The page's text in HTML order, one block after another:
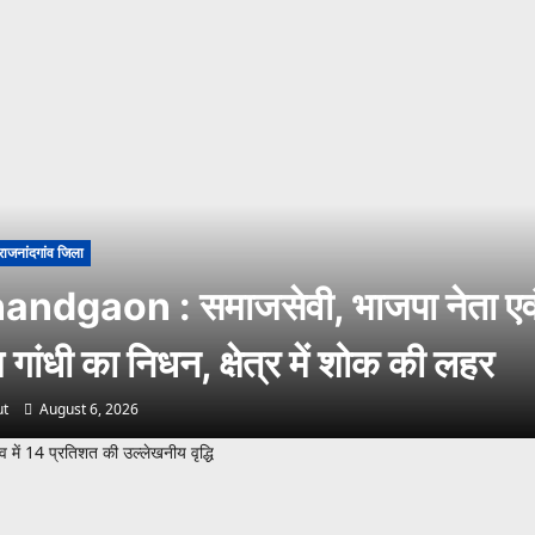
जिला
: समाजसेवी, भाजपा नेता
का निधन, क्षेत्र में शोक की लहर
August 6, 2026